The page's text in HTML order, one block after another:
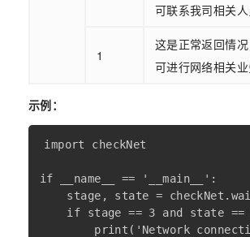
可联系我司相关人
1
这是正常返回情况
可进行网络相关业
示例：
import checkNet
if __name__ == '__main__':
stage, state =
if stage == 3 and state ==
print('Network